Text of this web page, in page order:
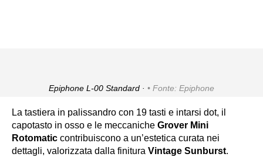
Epiphone L-00 Standard · Fonte: Epiphone
La tastiera in palissandro con 19 tasti e intarsi dot, il
capotasto in osso e le meccaniche Grover Mini
Rotomatic contribuiscono a un’estetica curata nei
dettagli, valorizzata dalla finitura Vintage Sunburst.